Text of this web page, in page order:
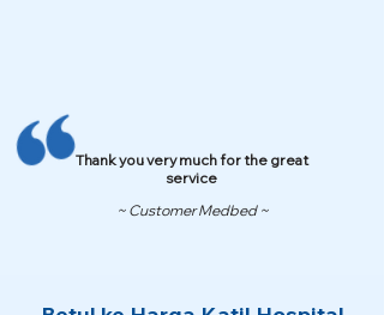
Thank you very much for the great
service
~ Customer Medbed ~